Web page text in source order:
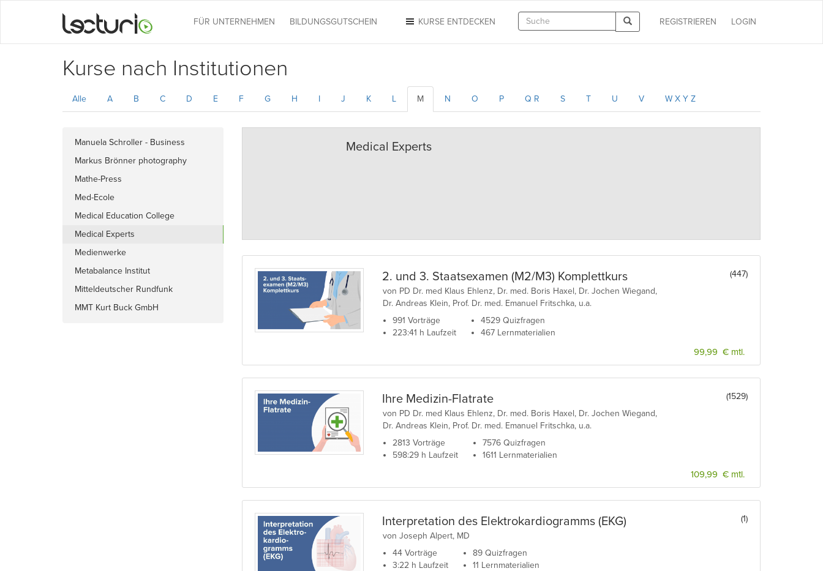
LOGIN
REGISTRIEREN
KURSE ENTDECKEN
FÜR UNTERNEHMEN BILDUNGSGUTSCHEIN
Kurse nach Institutionen
Alle A B C D E F G H I J K L M N O P Q R S T U V W X Y Z
Manuela Schroller - Business
Coach
Markus Brönner photography
Mathe-Press
Med-Ecole
Medical Education College
Medical Experts
Medienwerke
Metabalance Institut
Mitteldeutscher Rundfunk
MMT Kurt Buck GmbH
Medical Experts
2. und 3. Staatsexamen (M2/M3) Komplettkurs
von PD Dr. med Klaus Ehlenz, Dr. med. Boris Haxel, Dr. Jochen Wiegand,
Dr. Andreas Klein, Prof. Dr. med. Emanuel Fritschka, u.a.
991 Vorträge
223:41 h Laufzeit
4529 Quizfragen
467 Lernmaterialien
(447)
99,99 € mtl.
Ihre Medizin-Flatrate
von PD Dr. med Klaus Ehlenz, Dr. med. Boris Haxel, Dr. Jochen Wiegand,
Dr. Andreas Klein, Prof. Dr. med. Emanuel Fritschka, u.a.
2813 Vorträge
598:29 h Laufzeit
7576 Quizfragen
1611 Lernmaterialien
(1529)
109,99 € mtl.
Interpretation des Elektrokardiogramms (EKG)
von Joseph Alpert, MD
44 Vorträge
3:22 h Laufzeit
89 Quizfragen
11 Lernmaterialien
(1)